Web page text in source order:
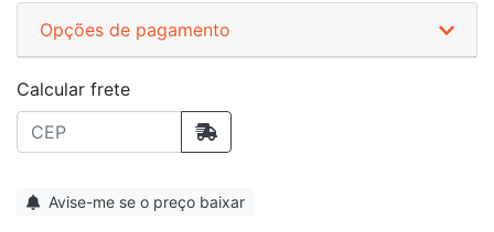
Opções de pagamento
Calcular frete
Avise-me se o preço baixar